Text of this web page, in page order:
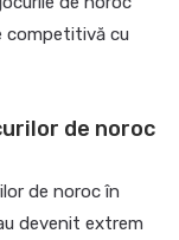
cu
de noroc
de noroc în
devenit extrem